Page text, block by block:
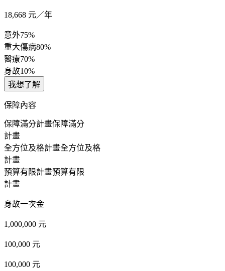
18,668 元／年
意外75%
重大傷病80%
醫療70%
身故10%
我想了解
保障內容
保障滿分計畫保障滿分
計畫
全方位及格計畫全方位及格
計畫
預算有限計畫預算有限
計畫
身故一次金
1,000,000 元
100,000 元
100,000 元